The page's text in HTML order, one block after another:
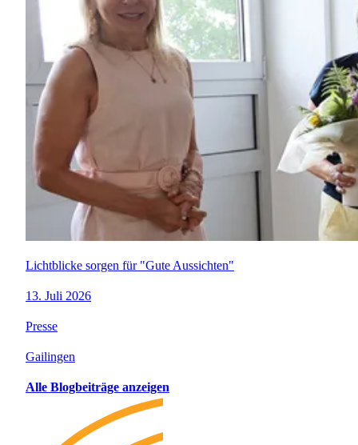
Lichtblicke sorgen für "Gute Aussichten"
13. Juli 2026
Presse
Gailingen
Alle Blogbeiträge anzeigen